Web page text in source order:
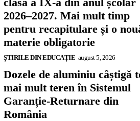
2026–2027. Mai mult timp
pentru recapitulare și o
materie obligatorie
ȘTIRILE DIN EDUCAȚIE august 5, 2026
Dozele de aluminiu câștigă
mai mult teren în Sistemul
Garanție-Returnare din
România